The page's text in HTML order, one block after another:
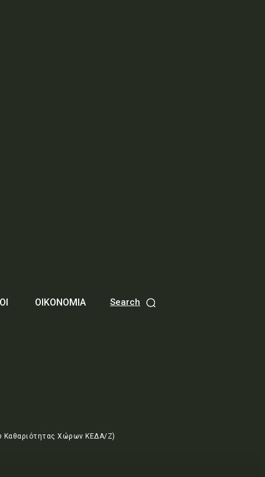
ΟΙΚΟΝΟΜΙΑ Search
Καθαριότητας Χώρων ΚΕΔΑ/Ζ)